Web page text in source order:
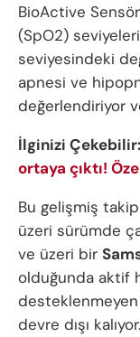
BioActive
(SpO2)
seviyesindeki
apnesi ve
değerlendiriyor
İlginizi Çekebilir:
ortaya çıktı!
Bu gelişmiş
üzeri sürümde
ve üzeri bir
olduğunda aktif
devre dışı kalıyor.